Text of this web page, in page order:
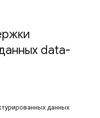
data-
данных